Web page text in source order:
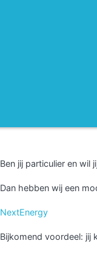
Ben jij particulier en wil
Dan hebben wij een
NextEnergy
Bijkomend voordeel: jij